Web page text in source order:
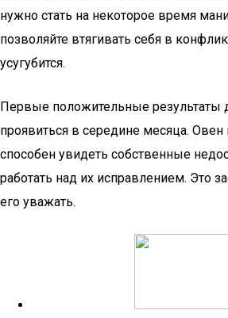
нужно стать на некоторое время
позволяйте втягивать себя в
усугубится.
Первые положительные результаты
проявиться в середине месяца. Овен
способен увидеть собственные
работать над их исправлением. Это
его уважать.